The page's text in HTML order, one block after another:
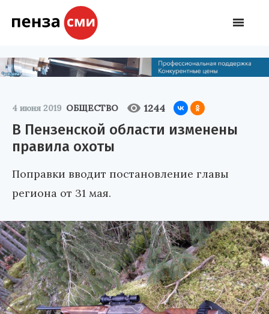
4 июня 2019 ОБЩЕСТВО 1244
В Пензенской области изменены
правила охоты
Поправки вводит постановление главы
региона от 31 мая.